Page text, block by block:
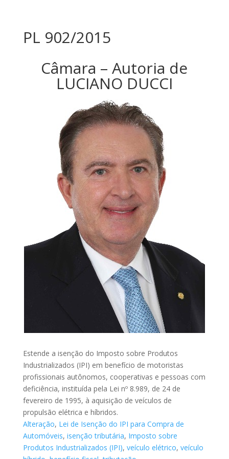
PL 902/2015
Câmara – Autoria de
LUCIANO DUCCI
Estende a isenção do Imposto sobre Produtos
Industrializados (IPI) em benefício de motoristas
profissionais autônomos, cooperativas e pessoas com
deficiência, instituída pela Lei nº 8.989, de 24 de
fevereiro de 1995, à aquisição de veículos de
propulsão elétrica e híbridos.
Alteração, Lei de Isenção do IPI para Compra de
Automóveis, isenção tributária, Imposto sobre
Produtos Industrializados (IPI), veículo elétrico, veículo